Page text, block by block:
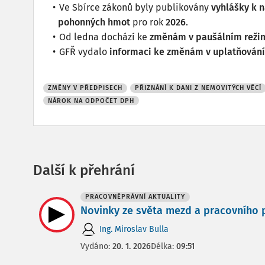
Ve Sbírce zákonů byly publikovány vyhlášky k
pohonných hmot pro rok 2026.
Od ledna dochází ke změnám v paušálním
GFŘ vydalo informaci ke změnám v
ZMĚNY V PŘEDPISECH
PŘIZNÁNÍ K DANI Z NEMOVITÝCH VĚCÍ
NÁROK NA ODPOČET DPH
Další k přehrání
PRACOVNĚPRÁVNÍ AKTUALITY
Novinky ze světa mezd a pracovního
Ing. Miroslav Bulla
Vydáno: 20. 1. 2026Délka: 09:51